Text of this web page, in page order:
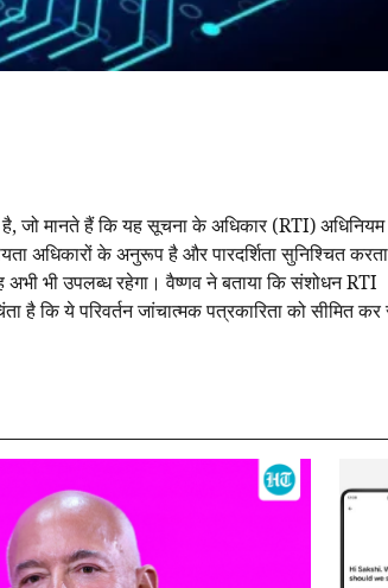
जो मानते हैं कि यह सूचना के अधिकार (RTI)
अधिकारों के अनुरूप है और पारदर्शिता सुनिश्चित
भी उपलब्ध रहेगा। वैष्णव ने बताया कि संशोधन RTI
है कि ये परिवर्तन जांचात्मक पत्रकारिता को सीमित